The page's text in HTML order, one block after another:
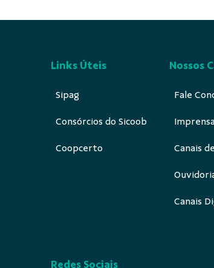
Links Úteis
Sipag
Consórcios do Sicoob
Coopcerto
Nossos
Fale
Canais
Redes Sociais